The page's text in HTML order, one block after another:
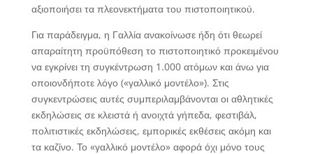
αξιοποιήσει τα πλεονεκτήματα του πιστοποιητικού.
Για παράδειγμα, η Γαλλία ανακοίνωσε ήδη ότι θεωρεί
απαραίτητη προϋπόθεση το πιστοποιητικό προκειμένου
να εγκρίνει τη συγκέντρωση 1.000 ατόμων και άνω για
οποιονδήποτε λόγο («γαλλικό μοντέλο»). Στις
συγκεντρώσεις αυτές συμπεριλαμβάνονται οι αθλητικές
εκδηλώσεις σε κλειστά ή ανοιχτά γήπεδα, φεστιβάλ,
πολιτιστικές εκδηλώσεις, εμπορικές εκθέσεις ακόμη και
τα καζίνο. Το «γαλλικό μοντέλο» αφορά όχι μόνο τους